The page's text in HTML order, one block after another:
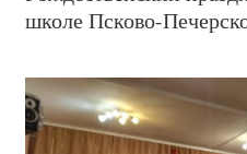
школе Псково-